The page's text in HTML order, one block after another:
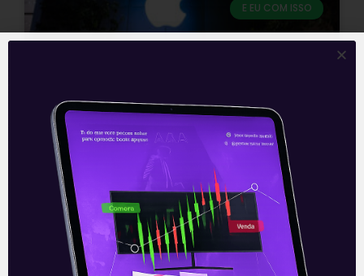
E EU COM ISSO
Resultados da Apple (AAPL) do
3T21
A Apple (AAPL) apresentou, nesta